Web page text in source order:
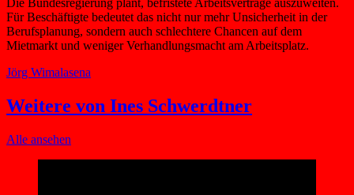
Für Beschäftigte bedeutet das nicht nur mehr Unsicherheit in der
Berufsplanung, sondern auch schlechtere Chancen auf dem
Mietmarkt und weniger Verhandlungsmacht am Arbeitsplatz.
Jörg Wimalasena
Weitere von Ines Schwerdtner
Alle ansehen